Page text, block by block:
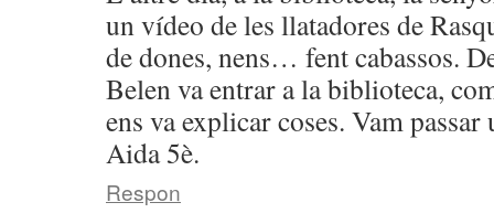
un vídeo de les llatadores de
de dones, nens… fent cabassos.
Belen va entrar a la biblioteca,
ens va explicar coses. Vam passar
Aida 5è.
Respon